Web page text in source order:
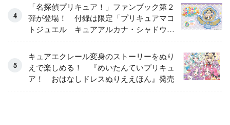
「名探偵プリキュア！」ファンブック第２
弾が登場！ 付録は限定「プリキュアマコ
トジュエル キュアアルカナ・シャドウ
アイスver.」 キュアエクレールを大特
集！
キュアエクレール変身のストーリーをぬり
えで楽しめる！ 『めいたんていプリキュ
ア！ おはなしドレスぬりええほん』発売